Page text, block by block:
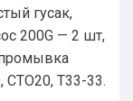
гусак,
200G — 2 шт,
T33-33.